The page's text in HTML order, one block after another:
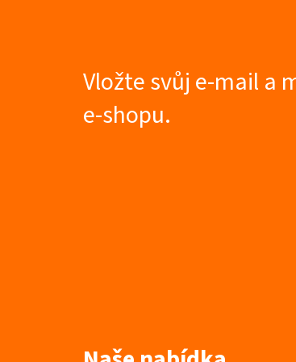
Vložte svůj e-mail a
e-shopu.